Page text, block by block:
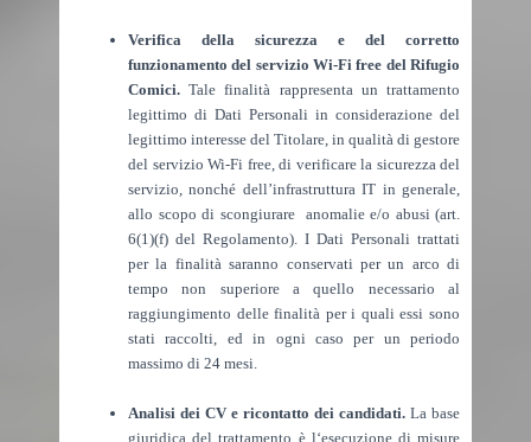
Verifica della sicurezza e del corretto
funzionamento del servizio Wi-Fi free del Rifugio
Comici. Tale finalità rappresenta un trattamento
legittimo di Dati Personali in considerazione del
legittimo interesse del Titolare, in qualità di gestore
del servizio Wi-Fi free, di verificare la sicurezza del
servizio, nonché dell’infrastruttura IT in generale,
allo scopo di scongiurare anomalie e/o abusi (art.
6(1)(f) del Regolamento). I Dati Personali trattati
per la finalità saranno conservati per un arco di
tempo non superiore a quello necessario al
raggiungimento delle finalità per i quali essi sono
stati raccolti, ed in ogni caso per un periodo
massimo di 24 mesi.
Analisi dei CV e ricontatto dei candidati. La base
giuridica del trattamento è l‘esecuzione di misure